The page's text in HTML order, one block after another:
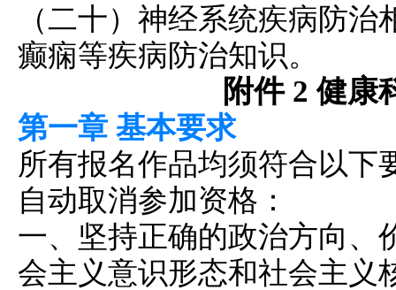
（二十）神经系统疾病防
癫痫等疾病防治知识。
附件 2 健康
第一章 基本要求
所有报名作品均须符合以下
自动取消参加资格：
一、坚持正确的政治方向、
会主义意识形态和社会主义